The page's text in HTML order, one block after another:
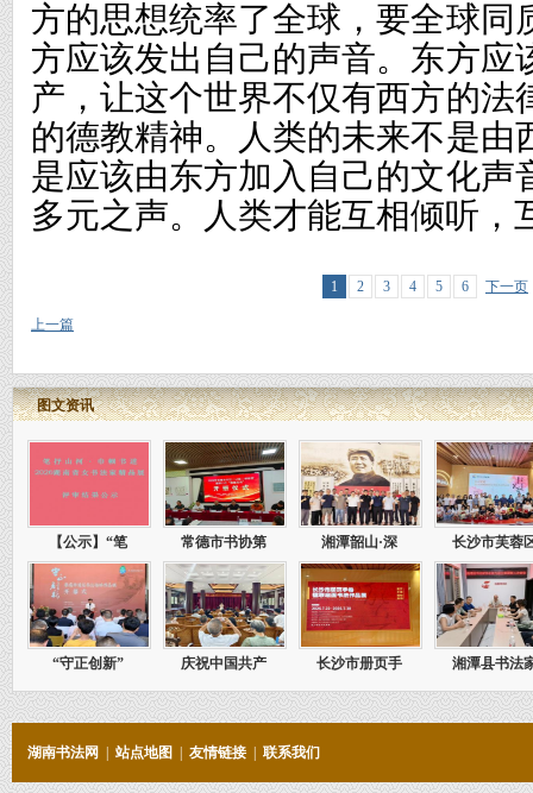
方的思想统率了全球，要全球同
方应该发出自己的声音。东方应
产，让这个世界不仅有西方的法
的德教精神。人类的未来不是由
是应该由东方加入自己的文化声
多元之声。人类才能互相倾听，
1 2 3 4 5 6 下一页
上一篇
图文资讯
【公示】“笔 常德市书协第 湘潭韶山·深 长沙市芙蓉
“守正创新” 庆祝中国共产 长沙市册页手 湘潭县书法
湖南书法网 站点地图 友情链接 联系我们